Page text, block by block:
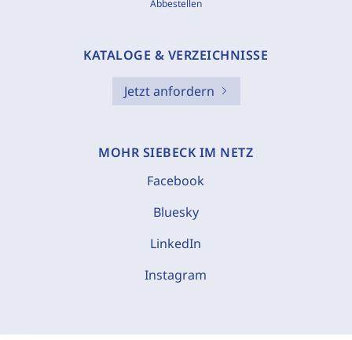
Abbestellen
KATALOGE & VERZEICHNISSE
Jetzt anfordern
MOHR SIEBECK IM NETZ
Facebook
Bluesky
LinkedIn
Instagram